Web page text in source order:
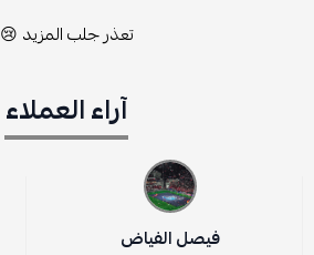
تعذر جلب المزيد 😢
آراء العملاء
فيصل الفياض